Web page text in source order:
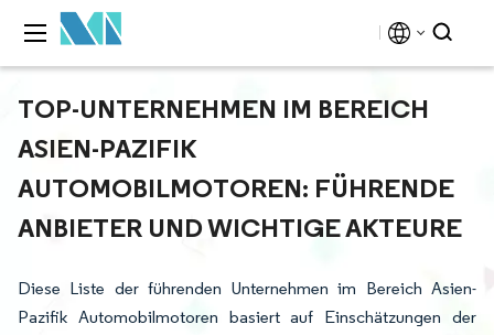
TOP-UNTERNEHMEN IM BEREICH
ASIEN-PAZIFIK
AUTOMOBILMOTOREN: FÜHRENDE
ANBIETER UND WICHTIGE AKTEURE
Diese Liste der führenden Unternehmen im Bereich Asien-
Pazifik Automobilmotoren basiert auf Einschätzungen der